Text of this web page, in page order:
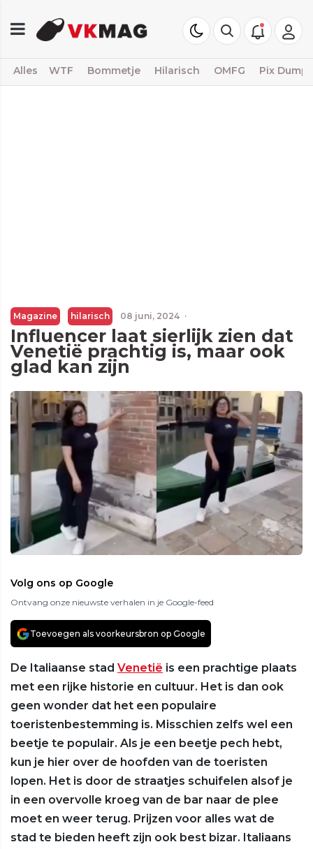
Alles WTF Bommetje Hilarisch OMFG Pix Dump
Magazine hilarisch 08 juni, 2024 ·
Influencer laat sierlijk zien dat
Venetië prachtig is, maar ook
glad kan zijn
Volg ons op Google
Ontvang onze nieuwste verhalen in je Google-feed
Toevoegen als voorkeursbron op Google
De Italiaanse stad Venetië is een prachtige plaats
met een rijke historie en cultuur. Het is dan ook
geen wonder dat het een populaire
toeristenbestemming is. Misschien zelfs wel een
beetje te populair. Als je een beetje pech hebt,
kun je hier over de hoofden van de toeristen
lopen. Het is door de straatjes schuifelen alsof je
in een overvolle kroeg van de bar naar de plee
moet en weer terug. Prijzen voor alles wat de
stad te bieden heeft zijn ook best bizar. Italiaans